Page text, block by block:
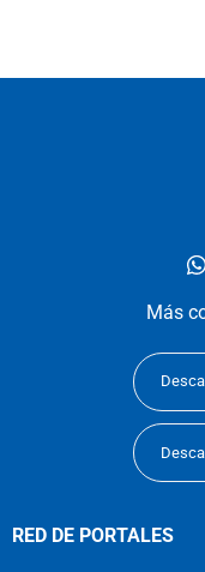
Más
RED DE PORTALES